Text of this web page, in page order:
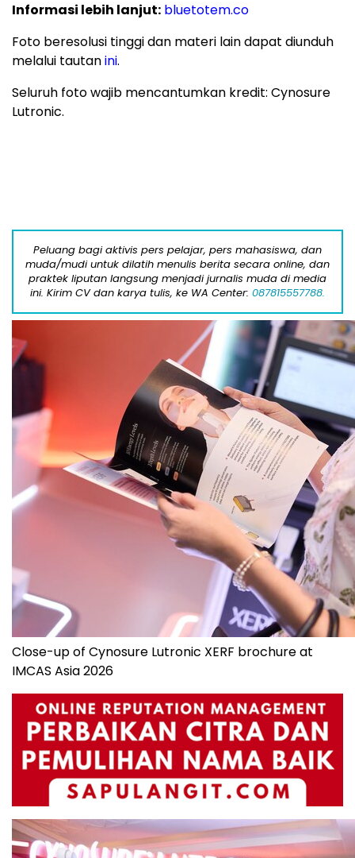
Informasi lebih lanjut: bluetotem.co
Foto beresolusi tinggi dan materi lain dapat diunduh
melalui tautanini.
Seluruh foto wajib mencantumkan kredit: Cynosure
Lutronic.
Peluang bagi aktivis pers pelajar, pers mahasiswa, dan
muda/mudi untuk dilatih menulis berita secara online, dan
praktek liputan langsung menjadi jurnalis muda di media
ini. Kirim CV dan karya tulis, ke WA Center: 087815557788.
Close-up of Cynosure Lutronic XERF brochure at
IMCAS Asia 2026